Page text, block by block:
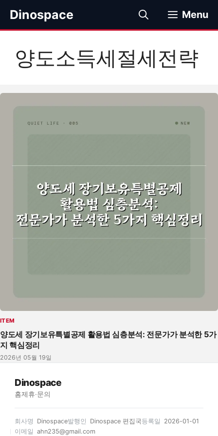
츠
기
Dinospace Menu
양도소득세절세전략
ITEM
양도세 장기보유특별공제 활용법 심층분석: 전문가가 분석한 5가
지 핵심정리
2026년 05월 19일
Dinospace
홈제휴·문의
회사명 Dinospace발행인 Dinospace 편집국등록일
2026-01-01
이메일 ahn235@gmail.com